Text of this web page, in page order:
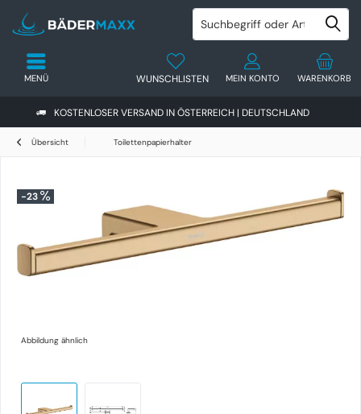
KOSTENLOSER VERSAND IN ÖSTERREICH | DEUTSCHLAND
WARENKORB
WUNSCHLISTEN MEIN KONTO
MENÜ
Übersicht Toilettenpapierhalter
-23
Abbildung ähnlich